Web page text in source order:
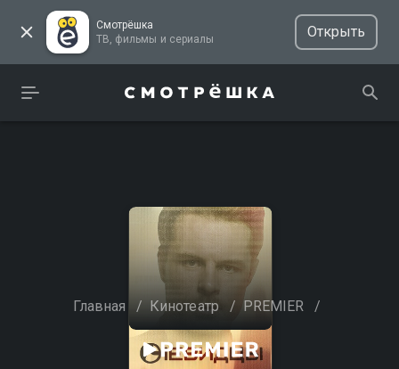
Смотрёшка
ТВ, фильмы и сериалы
Открыть
Главная / Кинотеатр / PREMIER /